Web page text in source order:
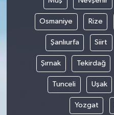
Osmaniye Rize
Şanlıurfa Siirt
Şırnak Tekirdağ
Tunceli Uşak
Yozgat